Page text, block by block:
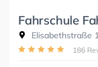
Fahrschule
Elisabethstraße
186